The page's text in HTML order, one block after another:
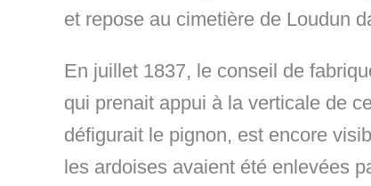
et repose au cimetière de Loudun
En juillet 1837, le conseil de
qui prenait appui à la verticale de
défigurait le pignon, est encore
les ardoises avaient été enlevées